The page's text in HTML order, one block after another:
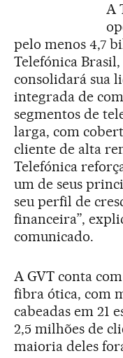
A
pelo menos 4,7
Telefónica
consolidará sua
integrada de
segmentos de
larga, com
cliente de alta
Telefónica
um de seus
seu perfil de
financeira”,
comunicado.
A GVT conta
fibra ótica, com
cabeadas em 21
2,5 milhões de
maioria deles